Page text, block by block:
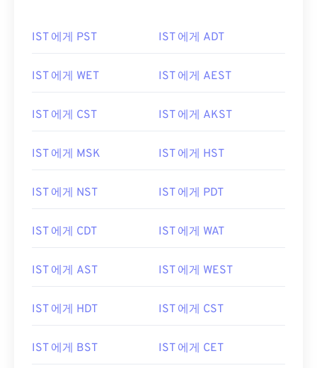
IST 에게 PST IST 에게 ADT
IST 에게 WET IST 에게 AEST
IST 에게 CST IST 에게 AKST
IST 에게 MSK IST 에게 HST
IST 에게 NST IST 에게 PDT
IST 에게 CDT IST 에게 WAT
IST 에게 AST IST 에게 WEST
IST 에게 HDT IST 에게 CST
IST 에게 BST IST 에게 CET